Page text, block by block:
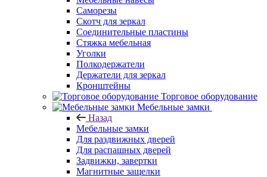
Саморезы
Скотч для зеркал
Соединительные пластины
Стяжка мебельная
Уголки
Полкодержатели
Держатели для зеркал
Кронштейны
Торговое оборудование
Мебельные замки
Назад
Мебельные замки
Для раздвижных дверей
Для распашных дверей
Задвижки, завертки
Магнитные защелки